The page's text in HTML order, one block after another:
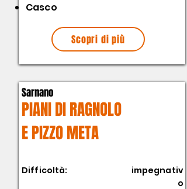
Casco
Scopri di più
Sarnano
PIANI DI RAGNOLO
E PIZZO META
Difficoltà:
impegnativ
o